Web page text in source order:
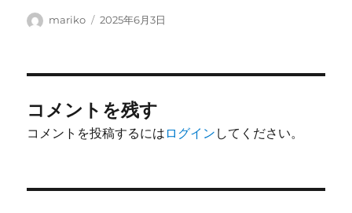
投
mariko
投
2025年6月3日
コメントを残す
コメントを投稿するには ログイン してください。